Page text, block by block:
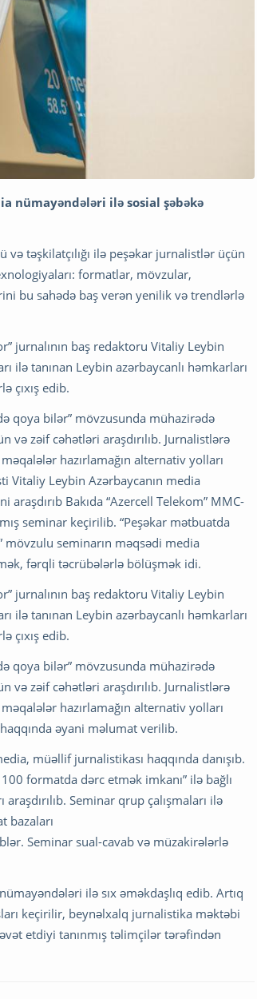
nümayəndələri ilə sosial şəbəkə
və təşkilatçılığı ilə peşəkar jurnalistlər üçün
formatlar, mövzular,
bu sahədə baş verən yenilik və trendlərlə
jurnalının baş redaktoru Vitaliy Leybin
ilə tanınan Leybin azərbaycanlı həmkarları
çıxış edib.
qoya bilər” mövzusunda mühazirədə
zəif cəhətləri araşdırılıb. Jurnalistlərə
hazırlamağın alternativ yolları
Vitaliy Leybin Azərbaycanın media
Bakıda “Azercell Telekom” MMC-
seminar keçirilib. “Peşəkar mətbuatda
seminarın məqsədi media
fərqli təcrübələrlə bölüşmək idi.
jurnalının baş redaktoru Vitaliy Leybin
ilə tanınan Leybin azərbaycanlı həmkarları
çıxış edib.
qoya bilər” mövzusunda mühazirədə
zəif cəhətləri araşdırılıb. Jurnalistlərə
hazırlamağın alternativ yolları
əyani məlumat verilib.
müəllif jurnalistikası haqqında danışıb.
formatda dərc etmək imkanı” ilə bağlı
Seminar qrup çalışmaları ilə
bazaları
Seminar sual-cavab və müzakirələrlə
ilə sıx əməkdaşlıq edib. Artıq
keçirilir, beynəlxalq jurnalistika məktəbi
etdiyi tanınmış təlimçilər tərəfindən